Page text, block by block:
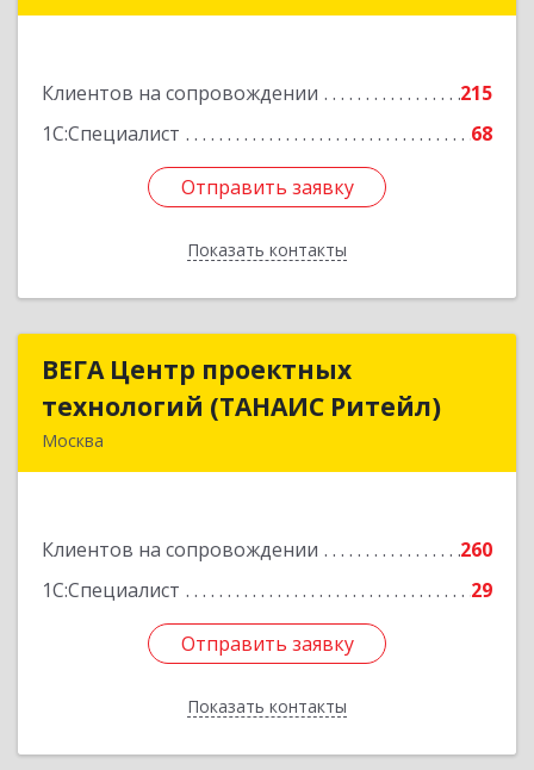
Клиентов на сопровождении
215
1С:Специалист
68
Отправить заявку
Показать контакты
Отправить заявку
Назад
ВЕГА Центр проектных
технологий (ТАНАИС Ритейл)
Москва
Клиентов на сопровождении
260
1С:Специалист
29
Отправить заявку
Показать контакты
ВЕГА Центр проектных
технологий (ТАНАИС Ритейл)
Подробнее
Отправить заявку
Назад